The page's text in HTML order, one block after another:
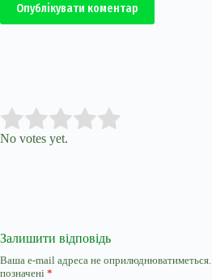
Опублікувати коментар
Rate this item:
No votes yet.
Залишити відповідь
Ваша e-mail адреса не оприлюднюватиметься.
позначені *